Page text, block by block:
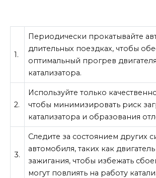
1.
Периодически прокатывайте
длительных поездках, чтобы
оптимальный прогрев
катализатора.
2.
Используйте только
чтобы минимизировать риск
катализатора и образования
3.
Следите за состоянием других
автомобиля, таких как
зажигания, чтобы избежать
могут повлиять на работу